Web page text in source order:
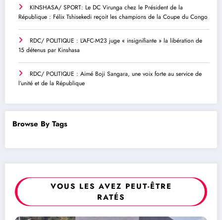
KINSHASA/ SPORT: Le DC Virunga chez le Président de la
République : Félix Tshisekedi reçoit les champions de la Coupe du Congo
RDC/ POLITIQUE : L’AFC-M23 juge « insignifiante » la libération de
15 détenus par Kinshasa
RDC/ POLITIQUE : Aimé Boji Sangara, une voix forte au service de
l’unité et de la République
Browse By Tags
VOUS LES AVEZ PEUT-ÊTRE
RATÉS